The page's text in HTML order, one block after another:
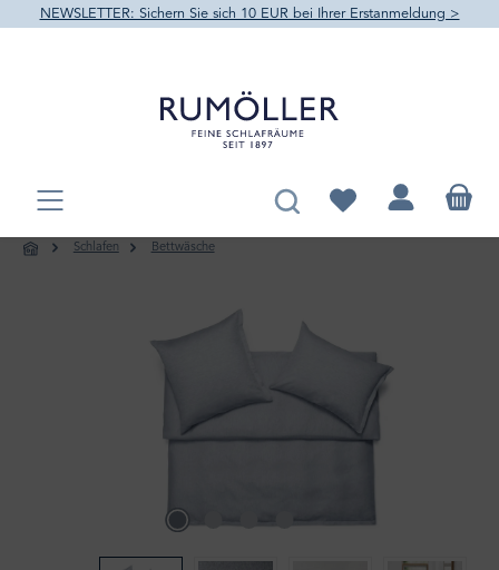
springen
NEWSLETTER: Sichern Sie sich 10 EUR bei Ihrer Erstanmeldung >
Du hast 0 Produkte
Schlafen Bettwäsche